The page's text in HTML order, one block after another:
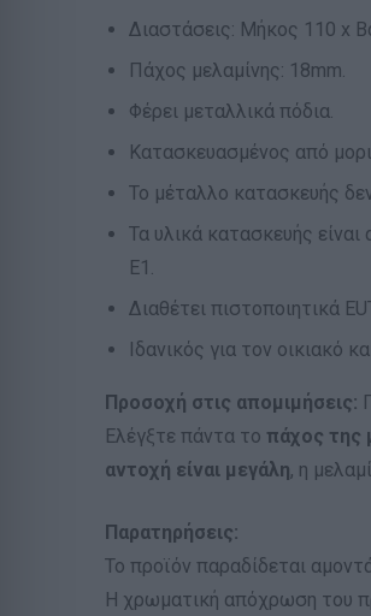
Διαστάσεις: Μήκος 110 x
Πάχος μελαμίνης: 18mm.
Φέρει μεταλλικά πόδια.
Κατασκευασμένος από
Το μέταλλο κατασκευής
Τα υλικά κατασκευής
Ε1.
Διαθέτει πιστοποιητικά
Ιδανικός για τον οικιακό
Προσοχή στις απομιμήσεις:
Ελέγξτε πάντα το πάχος της
αντοχή είναι μεγάλη, η
Παρατηρήσεις:
Το προϊόν παραδίδεται
Η χρωματική απόχρωση του